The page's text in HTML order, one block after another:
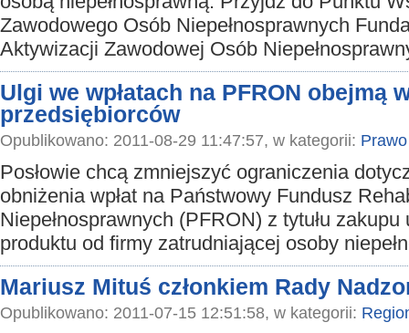
Zawodowego Osób Niepełnosprawnych
Aktywizacji Zawodowej Osób
Ulgi we wpłatach na PFRON obejmą
przedsiębiorców
Opublikowano: 2011-08-29 11:47:57, w kategorii: Prawo
Posłowie chcą zmniejszyć ograniczenia
obniżenia wpłat na Państwowy Fundusz
Niepełnosprawnych (PFRON) z tytułu zakupu
produktu od firmy zatrudniającej osoby
Mariusz Mituś członkiem Rady
Opublikowano: 2011-07-15 12:51:58, w kategorii: